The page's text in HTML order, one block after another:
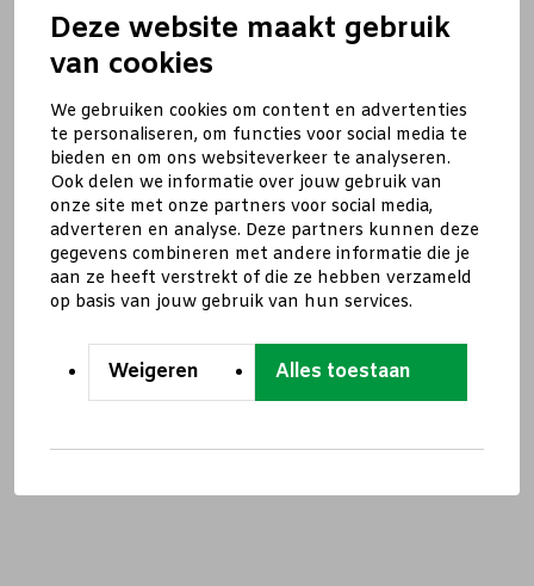
Deze website maakt gebruik
van cookies
We gebruiken cookies om content en advertenties
te personaliseren, om functies voor social media te
bieden en om ons websiteverkeer te analyseren.
Ook delen we informatie over jouw gebruik van
onze site met onze partners voor social media,
adverteren en analyse. Deze partners kunnen deze
gegevens combineren met andere informatie die je
aan ze heeft verstrekt of die ze hebben verzameld
op basis van jouw gebruik van hun services.
Weigeren Alles toestaan